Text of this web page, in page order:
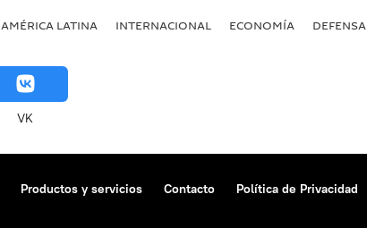
AMÉRICA LATINA INTERNACIONAL ECONOMÍA DEFENSA
VK
Productos y servicios Contacto Política de Privacidad